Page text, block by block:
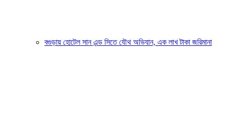
বগুড়ায় হোটেল সান এন্ড সিতে যৌথ অভিযান, এক লাখ টাকা জরিমানা